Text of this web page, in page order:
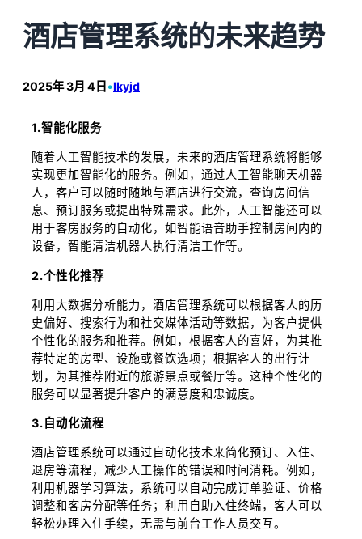
酒店管理系统的未来趋势
2025年 3月 4日 •lkyjd
1.智能化服务
随着人工智能技术的发展，未来的酒店管理系统将能够
实现更加智能化的服务。例如，通过人工智能聊天机器
人，客户可以随时随地与酒店进行交流，查询房间信
息、预订服务或提出特殊需求。此外，人工智能还可以
用于客房服务的自动化，如智能语音助手控制房间内的
设备，智能清洁机器人执行清洁工作等。
2.个性化推荐
利用大数据分析能力，酒店管理系统可以根据客人的历
史偏好、搜索行为和社交媒体活动等数据，为客户提供
个性化的服务和推荐。例如，根据客人的喜好，为其推
荐特定的房型、设施或餐饮选项；根据客人的出行计
划，为其推荐附近的旅游景点或餐厅等。这种个性化的
服务可以显著提升客户的满意度和忠诚度。
3.自动化流程
酒店管理系统可以通过自动化技术来简化预订、入住、
退房等流程，减少人工操作的错误和时间消耗。例如，
利用机器学习算法，系统可以自动完成订单验证、价格
调整和客房分配等任务；利用自助入住终端，客人可以
轻松办理入住手续，无需与前台工作人员交互。